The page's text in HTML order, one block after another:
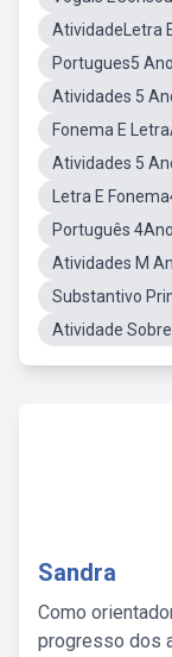
AtividadeLetra
Portugues5 Ano
Atividades 5
Fonema E
Atividades 5
Letra E
Português
Atividades M
Substantivo
Atividade
Sandra
Como
progresso dos